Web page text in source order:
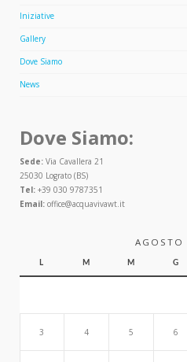
Iniziative
Gallery
Dove Siamo
News
Dove Siamo:
Sede:Via Cavallera 21
25030 Lograto (BS)
Tel:+39 030 9787351
Email:office@acquavivawt.it
L M M G
3 4 5 6